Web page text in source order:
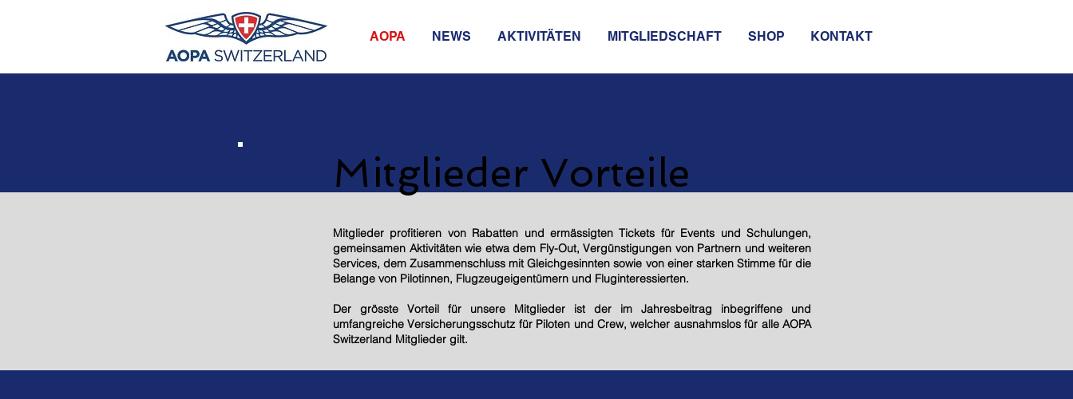
AOPA NEWS AKTIVITÄTEN MITGLIEDSCHAFT SHOP KONTAKT
Mitglieder Vorteile
Mitglieder profitieren von Rabatten und ermässigten Tickets für Events und Schulungen,
gemeinsamen Aktivitäten wie etwa dem Fly-Out, Vergünstigungen von Partnern und weiteren
Services, dem Zusammenschluss mit Gleichgesinnten sowie von einer starken Stimme für die
Belange von Pilotinnen, Flugzeugeigentümern und Fluginteressierten.
Der grösste Vorteil für unsere Mitglieder ist der im Jahresbeitrag inbegriffene und
umfangreiche Versicherungsschutz für Piloten und Crew, welcher ausnahmslos für alle AOPA
Switzerland Mitglieder gilt.